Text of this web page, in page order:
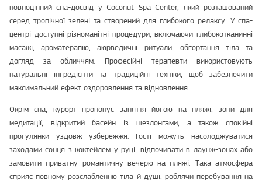
повноцінний спа-досвід у Coconut Spa Center, який розташований
серед тропічної зелені та створений для глибокого релаксу. У спа-
центрі доступні різноманітні процедури, включаючи глибокотканинні
масажі, ароматерапію, аюрведичні ритуали, обгортання тіла та
догляд за обличчям. Професійні терапевти використовують
натуральні інгредієнти та традиційні техніки, щоб забезпечити
максимальний ефект оздоровлення та відновлення.
Окрім спа, курорт пропонує заняття йогою на пляжі, зони для
медитації, відкритий басейн із шезлонгами, а також спокійні
прогулянки уздовж узбережжя. Гості можуть насолоджуватися
заходами сонця з коктейлем у руці, відпочивати в лаунж-зонах або
замовити приватну романтичну вечерю на пляжі. Така атмосфера
сприяє повному розслабленню тіла й душі, роблячи перебування на